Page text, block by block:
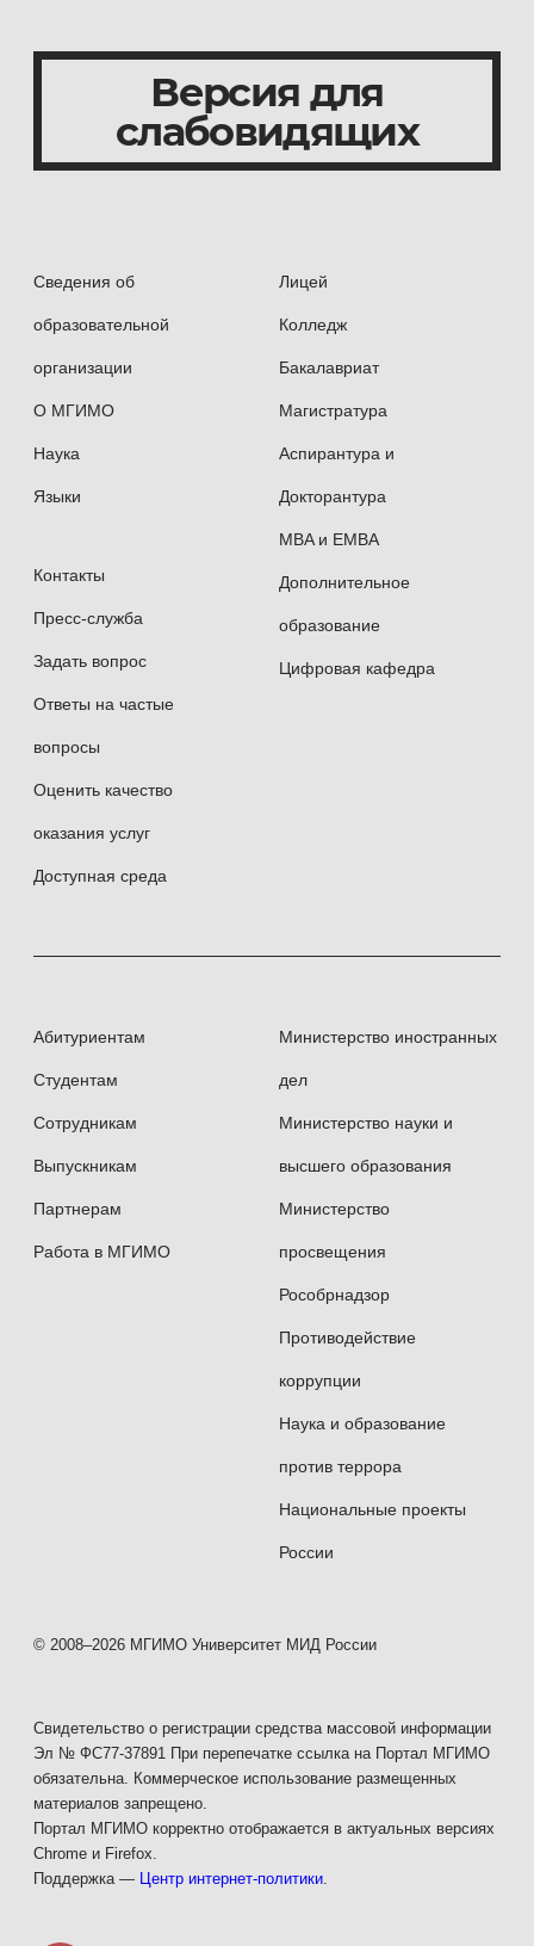
Сведения об
образовательной
организации
О МГИМО
Наука
Языки
Контакты
Пресс-служба
Задать вопрос
Ответы на частые
вопросы
Оценить качество
оказания услуг
Доступная среда
Лицей
Колледж
Бакалавриат
Магистратура
Аспирантура и
Докторантура
MBA и EMBA
Дополнительное
образование
Цифровая кафедра
Абитуриентам
Студентам
Сотрудникам
Выпускникам
Партнерам
Работа в МГИМО
Министерство иностранных
дел
Министерство науки и
высшего образования
Министерство
просвещения
Рособрнадзор
Противодействие
коррупции
Наука и образование
против террора
Национальные проекты
России
Версия для
слабовидящих
© 2008–2026 МГИМО Университет МИД России
Свидетельство о регистрации средства массовой информации
Эл № ФС77-37891 При перепечатке ссылка на Портал МГИМО
обязательна. Коммерческое использование размещенных
материалов запрещено.
Портал МГИМО корректно отображается в актуальных версиях
Chrome и Firefox.
Поддержка — Центр интернет-политики.